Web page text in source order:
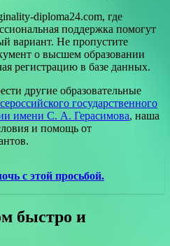
diploma24.com, где
поддержка помогут
вариант. Не пропустите
о высшем образовании
регистрацию в базе данных.
другие образовательные
государственного
имени С. А. Герасимова, наша
и помощь от
с этой просьбой.
быстро и